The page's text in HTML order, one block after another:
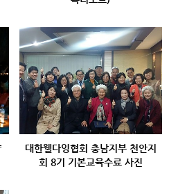
대한웰다잉협회 충남지부 천안지
회 8기 기본교육수료 사진